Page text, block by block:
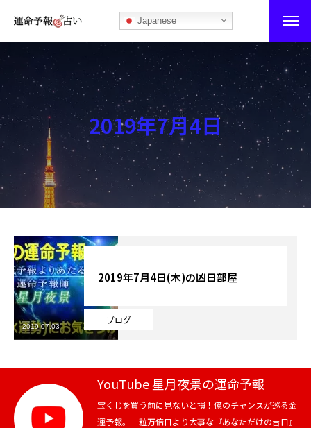
Japanese
運命予報占い
運命予報占いとは
あなたの所属部屋を探そう！
最恐の相性占い
秘伝公開！吉凶カレンダー
記事カテゴリー
ブログ
お知らせ
芸能界
テニス
スポーツ
2019年7月4日
ブログ
2019年7月4日(木)の凶日部屋
2019.07.03
YouTube 星月夜景の運命予報
宝くじを買う前に見ないと損！億のチャンスが巡る金
運予報。一粒万倍日より大事な『あなただけの吉日』